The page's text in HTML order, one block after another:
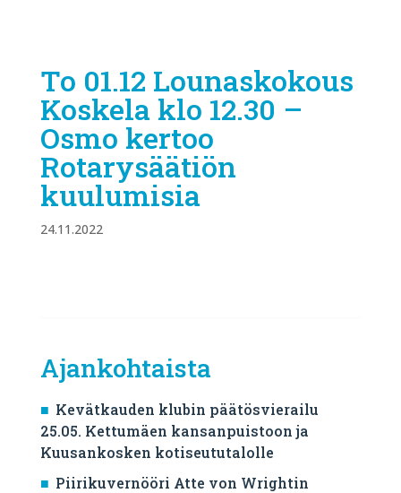
To 01.12 Lounaskokous
Koskela klo 12.30 –
Osmo kertoo
Rotarysäätiön
kuulumisia
24.11.2022
Ajankohtaista
Kevätkauden klubin päätösvierailu
25.05. Kettumäen kansanpuistoon ja
Kuusankosken kotiseututalolle
Piirikuvernööri Atte von Wrightin